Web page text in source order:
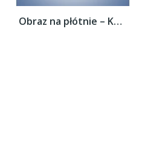
Obraz na płótnie – Koń o poranku –...